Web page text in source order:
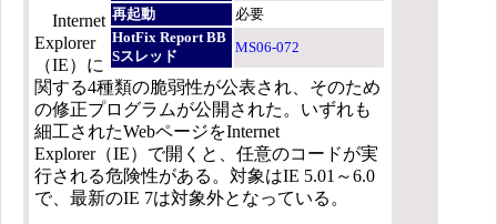
再起動
必要
HotFix Report BB
Sスレッド
MS06-072
Internet
Explorer
（IE）に
関する4種類の脆弱性が公表され、そのため
の修正プログラムが公開された。いずれも
細工されたWebページをInternet
Explorer（IE）で開くと、任意のコードが実
行される危険性がある。対象はIE 5.01～6.0
で、最新のIE 7は対象外となっている。